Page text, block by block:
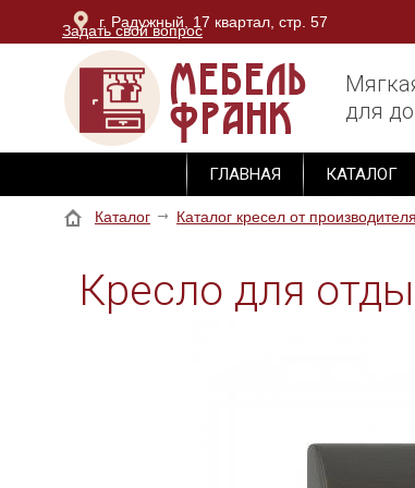
Задать свой вопрос
г. Радужный, 17 квартал, стр. 57
г. Владимир, ОТК Тандем, блок Юг, 3 этаж,
для
ГЛАВНАЯ КАТАЛОГ
Каталог Каталог кресел от производителя
Кресло для